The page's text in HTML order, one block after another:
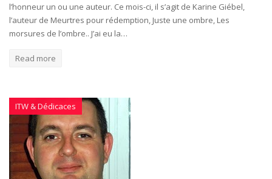
l’honneur un ou une auteur. Ce mois-ci, il s’agit de Karine Giébel,
l’auteur de Meurtres pour rédemption, Juste une ombre, Les
morsures de l’ombre.. J’ai eu la…
Read more
ITW & Dédicaces